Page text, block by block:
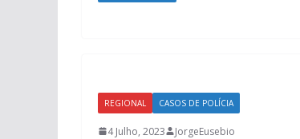
REGIONAL CASOS DE POLÍCIA
4 Julho, 2023
JorgeEusebio